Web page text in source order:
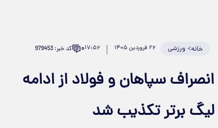
خانه> ورزشی ۲۶ فروردین ۱۴۰۵ ۱۷:۵۶۰ کد خبر: 979453
انصراف سپاهان و فولاد از ادامه
لیگ برتر تکذیب شد